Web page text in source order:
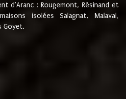
d'Aranc : Rougemont, Résinand et
isolées Salagnat, Malaval,
Goyet.